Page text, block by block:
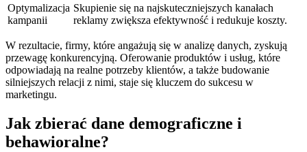
Optymalizacja
kampanii
Skupienie się na najskuteczniejszych kanałach
reklamy zwiększa efektywność i redukuje koszty.
W rezultacie, firmy, które angażują się w analizę danych, zyskują
przewagę konkurencyjną. Oferowanie produktów i usług, które
odpowiadają na realne potrzeby klientów, a także budowanie
silniejszych relacji z nimi, staje się kluczem do sukcesu w
marketingu.
Jak zbierać dane demograficzne i
behawioralne?